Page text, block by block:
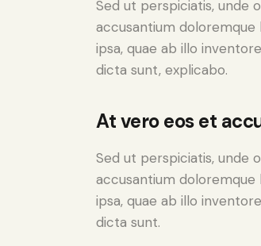
Sed ut perspiciatis, unde
accusantium
ipsa, quae ab illo
dicta sunt, explicabo.
At vero eos et
Sed ut perspiciatis, unde
accusantium
ipsa, quae ab illo
dicta sunt.